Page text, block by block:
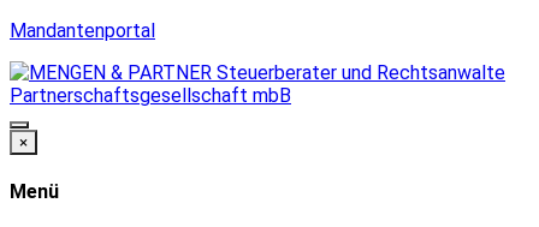
Mandantenportal
×
Menü